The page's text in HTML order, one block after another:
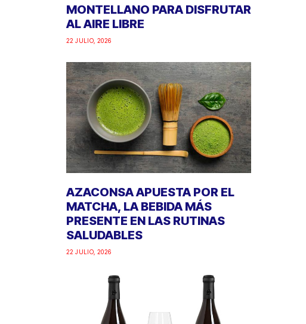
MONTELLANO PARA DISFRUTAR
AL AIRE LIBRE
22 JULIO, 2026
AZACONSA APUESTA POR EL
MATCHA, LA BEBIDA MÁS
PRESENTE EN LAS RUTINAS
SALUDABLES
22 JULIO, 2026